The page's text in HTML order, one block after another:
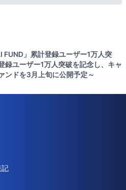
FUND」累計登録ユーザー1万人突
録ユーザー1万人突破を記念し、キャ
ンドを3月上旬に公開予定～
記